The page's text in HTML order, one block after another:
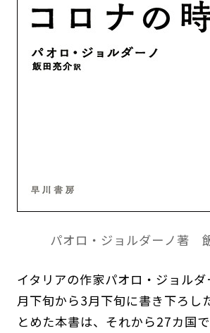
パオロ・ジョルダーノ著
イタリアの作家パオロ・ジョル
月下旬から3月下旬に書き下ろし
とめた本書は、それから27カ国